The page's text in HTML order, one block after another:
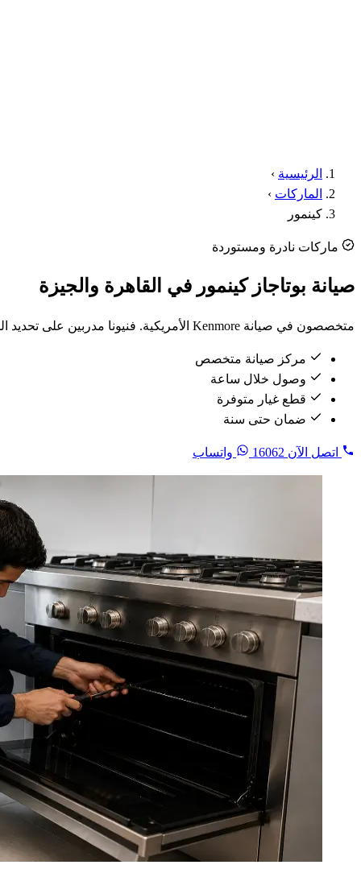
الرئيسية ›
الماركات ›
كينمور
ماركات نادرة ومستوردة
صيانة بوتاجاز كينمور في القاهرة والجيزة
متخصصون في صيانة Kenmore الأمريكية. فنيونا مدربين على تحديد المصنّع الأصلي وتوفير قطع الغيار المناسبة بسرعة.
مركز صيانة متخصص
وصول خلال ساعة
قطع غيار متوفرة
ضمان حتى سنة
اتصل الآن 16062 واتساب